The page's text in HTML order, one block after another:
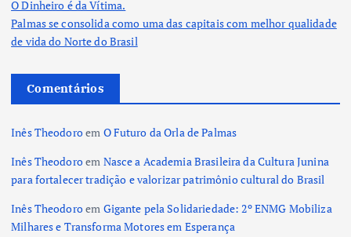
O Dinheiro é da Vítima.
Palmas se consolida como uma das capitais com melhor qualidade
de vida do Norte do Brasil
Comentários
Inês Theodoroem O Futuro da Orla de Palmas
Inês Theodoroem Nasce a Academia Brasileira da Cultura Junina
para fortalecer tradição e valorizar patrimônio cultural do Brasil
Inês Theodoroem Gigante pela Solidariedade: 2º ENMG Mobiliza
Milhares e Transforma Motores em Esperança